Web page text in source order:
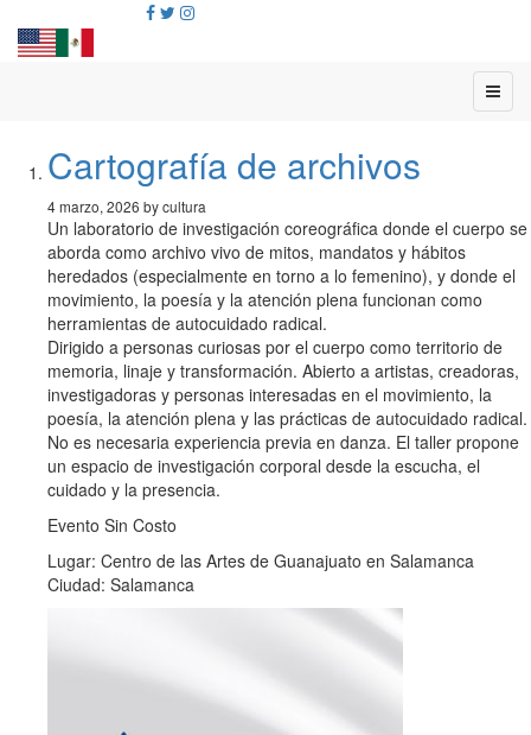
Cartografía de archivos
4 marzo, 2026 by cultura
Un laboratorio de investigación coreográfica donde el cuerpo se
aborda como archivo vivo de mitos, mandatos y hábitos
heredados (especialmente en torno a lo femenino), y donde el
movimiento, la poesía y la atención plena funcionan como
herramientas de autocuidado radical.
Dirigido a personas curiosas por el cuerpo como territorio de
memoria, linaje y transformación. Abierto a artistas, creadoras,
investigadoras y personas interesadas en el movimiento, la
poesía, la atención plena y las prácticas de autocuidado radical.
No es necesaria experiencia previa en danza. El taller propone
un espacio de investigación corporal desde la escucha, el
cuidado y la presencia.
Evento Sin Costo
Lugar: Centro de las Artes de Guanajuato en Salamanca
Ciudad: Salamanca